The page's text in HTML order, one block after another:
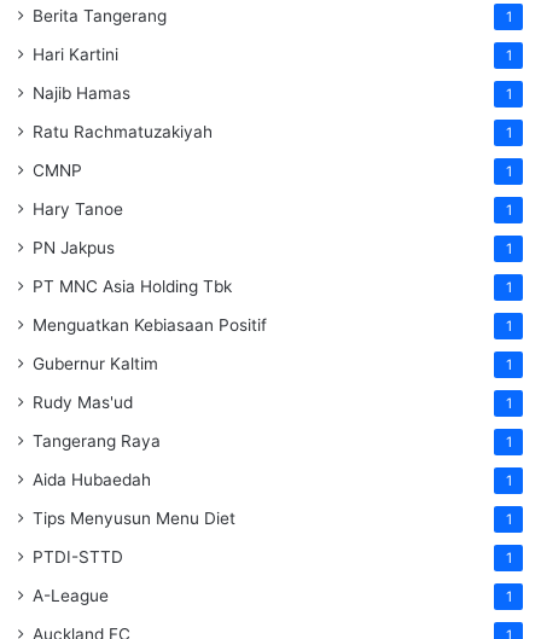
Berita Tangerang 1
Hari Kartini 1
Najib Hamas 1
Ratu Rachmatuzakiyah 1
CMNP 1
Hary Tanoe 1
PN Jakpus 1
PT MNC Asia Holding Tbk 1
Menguatkan Kebiasaan Positif 1
Gubernur Kaltim 1
Rudy Mas'ud 1
Tangerang Raya 1
Aida Hubaedah 1
Tips Menyusun Menu Diet 1
PTDI-STTD 1
A-League 1
Auckland FC 1